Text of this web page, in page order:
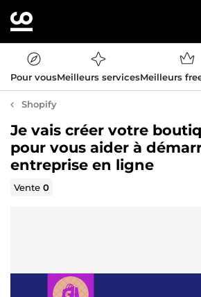
Pour vousMeilleurs servicesMeilleurs
Shopify
Je vais créer votre
pour vous aider à
entreprise en ligne
Vente0